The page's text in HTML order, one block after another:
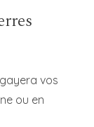
vos
ou en